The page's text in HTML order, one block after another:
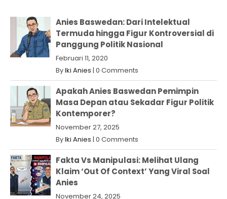
Anies Baswedan: Dari Intelektual
Termuda hingga Figur Kontroversial di
Panggung Politik Nasional
Februari 11, 2020
ByIki Anies | 0 Comments
Apakah Anies Baswedan Pemimpin
Masa Depan atau Sekadar Figur Politik
Kontemporer?
November 27, 2025
ByIki Anies | 0 Comments
Fakta Vs Manipulasi: Melihat Ulang
Klaim ‘Out Of Context’ Yang Viral Soal
Anies
November 24, 2025